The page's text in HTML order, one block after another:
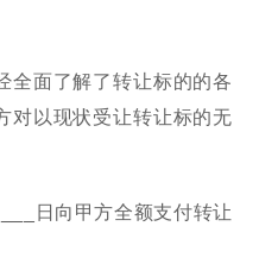
全面了解了转让标的的各
对以现状受让转让标的无
日向甲方全额支付转让